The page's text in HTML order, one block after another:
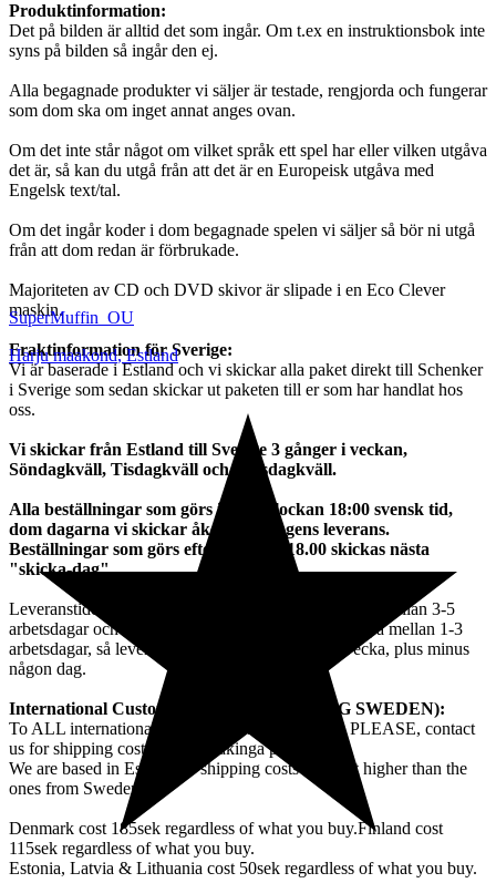
Produktinformation:
Det på bilden är alltid det som ingår. Om t.ex en instruktionsbok inte
syns på bilden så ingår den ej.
Alla begagnade produkter vi säljer är testade, rengjorda och fungerar
som dom ska om inget annat anges ovan.
Om det inte står något om vilket språk ett spel har eller vilken utgåva
det är, så kan du utgå från att det är en Europeisk utgåva med
Engelsk text/tal.
Om det ingår koder i dom begagnade spelen vi säljer så bör ni utgå
från att dom redan är förbrukade.
Majoriteten av CD och DVD skivor är slipade i en Eco Clever
maskin.
Fraktinformation för Sverige:
Vi är baserade i Estland och vi skickar alla paket direkt till Schenker
i Sverige som sedan skickar ut paketen till er som har handlat hos
oss.
Vi skickar från Estland till Sverige 3 gånger i veckan,
Söndagkväll, Tisdagkväll och Torsdagkväll.
Alla beställningar som görs innan klockan 18:00 svensk tid,
dom dagarna vi skickar åker med dagens leverans.
Beställningar som görs efter klockan 18.00 skickas nästa
"skicka-dag".
Leveranstiden från Estland till Schenker i Sverige tar mellan 3-5
arbetsdagar och sedan ligger Schenkers leveranstid på mellan 1-3
arbetsdagar, så leveranstiden rör sig omkring en vecka, plus minus
någon dag.
International Customers (NOT INCLUDING SWEDEN):
To ALL international customers except Sweden, PLEASE, contact
us for shipping costs before makinga purchase.
We are based in Estonia so shipping costs are a bit higher than the
ones from Sweden.
Denmark cost 185sek regardless of what you buy.Finland cost
115sek regardless of what you buy.
Estonia, Latvia & Lithuania cost 50sek regardless of what you buy.
SuperMuffin_OU
Harju maakond,Estland